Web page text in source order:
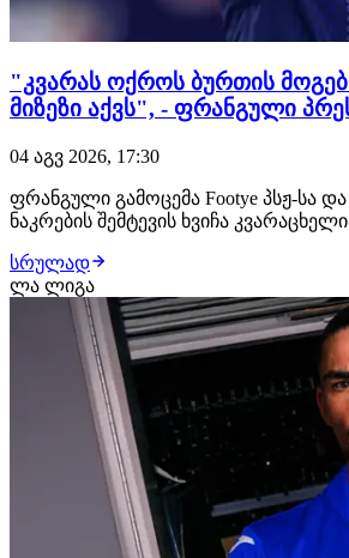
"კვარას ოქროს ბურთის
მიზეზი აქვს", - ფრანგული
04 აგვ 2026, 17:30
ფრანგული გამოცემა Footye პსჟ-სა
ნაკრების შემტევის ხვიჩა
"წარმოუდგენელია, მაგრამ ხვიჩა
მსოფლიო ჩემპიონატის თამაშის
მიზეზი, რის გამოც მან ოქროს
ქართვ…
სრულად
ლა ლიგა